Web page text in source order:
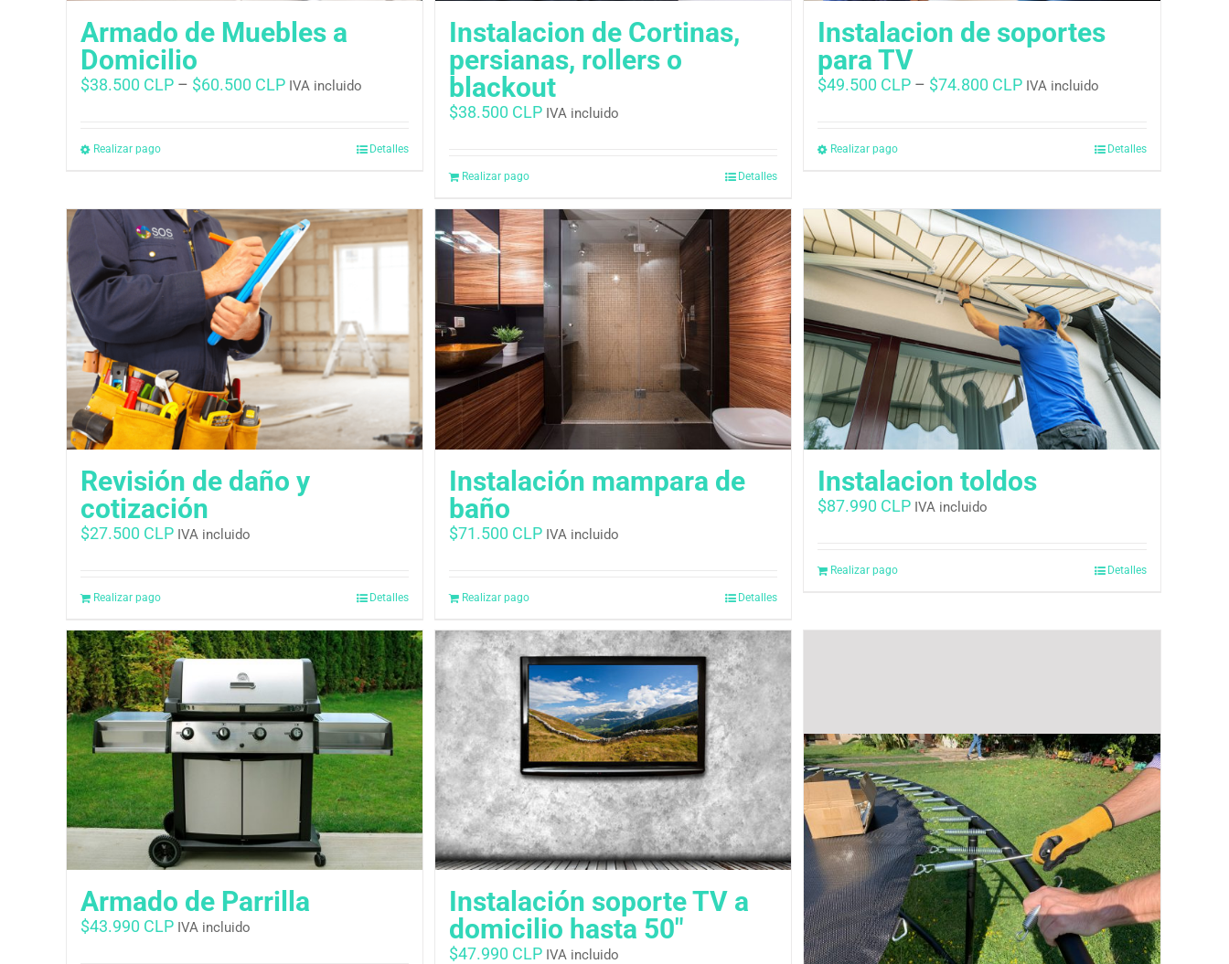
Armado de Muebles a
Domicilio
$38.500 CLP – $60.500 CLP IVA incluido
Realizar pago Detalles
Instalacion de Cortinas,
persianas, rollers o
blackout
$38.500 CLP IVA incluido
Realizar pago Detalles
Instalacion de soportes
para TV
$49.500 CLP – $74.800 CLP IVA incluido
Realizar pago Detalles
Revisión de daño y
cotización
$27.500 CLP IVA incluido
Realizar pago Detalles
Instalación mampara de
baño
$71.500 CLP IVA incluido
Realizar pago Detalles
Instalacion toldos
$87.990 CLP IVA incluido
Realizar pago Detalles
Armado de Parrilla
$43.990 CLP IVA incluido
Instalación soporte TV a
domicilio hasta 50″
$47.990 CLP IVA incluido